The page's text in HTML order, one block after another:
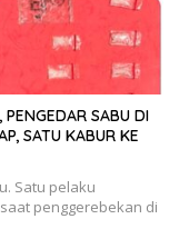
SABU DI
SATU KABUR KE
Satu pelaku
penggerebekan di